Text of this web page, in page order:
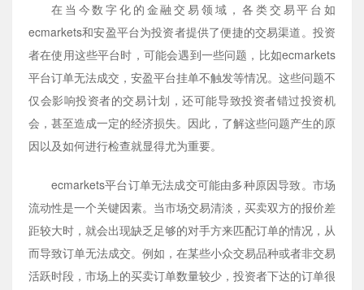
在当今数字化的金融交易领域，各类交易平台如
ecmarkets和安盈平台为投资者提供了便捷的交易渠道。投资
者在使用这些平台时，可能会遇到一些问题，比如ecmarkets
平台订单无法成交，安盈平台挂单不触发等情况。这些问题不
仅会影响投资者的交易计划，还可能导致投资者错过投资机
会，甚至造成一定的经济损失。因此，了解这些问题产生的原
因以及如何进行检查就显得尤为重要。
ecmarkets平台订单无法成交可能由多种原因导致。市场
流动性是一个关键因素。当市场交易清淡，买卖双方的报价差
距较大时，就会出现缺乏足够的对手方来匹配订单的情况，从
而导致订单无法成交。例如，在某些小众交易品种或者非交易
活跃时段，市场上的买卖订单数量较少，投资者下达的订单很